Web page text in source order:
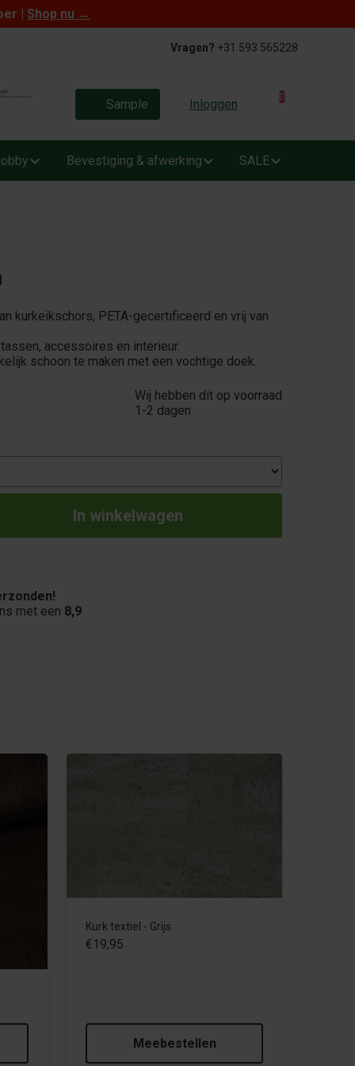
| Shop nu →
Vragen? +31 593 565228
Sample Inloggen 0
Bevestiging & afwerking SALE
kurkeikschors, PETA-gecertificeerd en vrij van
accessoires en interieur.
schoon te maken met een vochtige doek.
Wij hebben dit op voorraad
1-2 dagen
met een 8,9
Kurk textiel - Grijs
€19,95
Meebestellen